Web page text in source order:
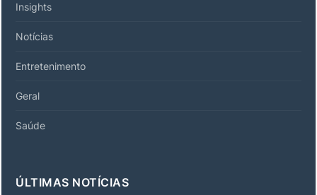
Insights
Notícias
Entretenimento
Geral
Saúde
ÚLTIMAS NOTÍCIAS